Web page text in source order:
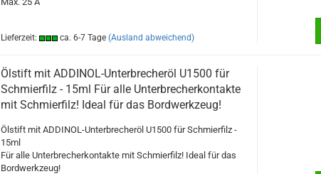
Lieferzeit: ca. 6-7 Tage (Ausland abweichend)
Ölstift mit ADDINOL-Unterbrecheröl U1500 für
Schmierfilz - 15ml Für alle Unterbrecherkontakte
mit Schmierfilz! Ideal für das Bordwerkzeug!
Ölstift mit ADDINOL-Unterbrecheröl U1500 für Schmierfilz -
15ml
Für alle Unterbrecherkontakte mit Schmierfilz! Ideal für das
Bordwerkzeug!